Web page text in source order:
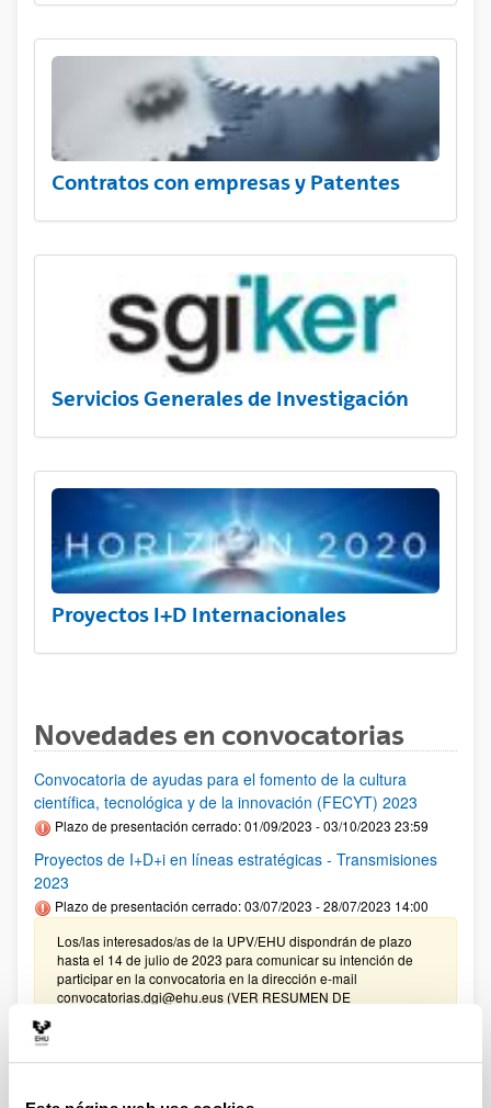
Contratos con empresas y Patentes
Servicios Generales de Investigación
Proyectos I+D Internacionales
Novedades en convocatorias
Convocatoria de ayudas para el fomento de la cultura
científica, tecnológica y de la innovación (FECYT) 2023
Plazo de presentación cerrado: 01/09/2023 - 03/10/2023 23:59
Proyectos de I+D+i en líneas estratégicas - Transmisiones
2023
Plazo de presentación cerrado: 03/07/2023 - 28/07/2023 14:00
Los/las interesados/as de la UPV/EHU dispondrán de plazo
hasta el 14 de julio de 2023 para comunicar su intención de
participar en la convocatoria en la dirección e-mail
convocatorias.dgi@ehu.eus (VER RESUMEN DE
PIFG22/72: “Prehistoria”